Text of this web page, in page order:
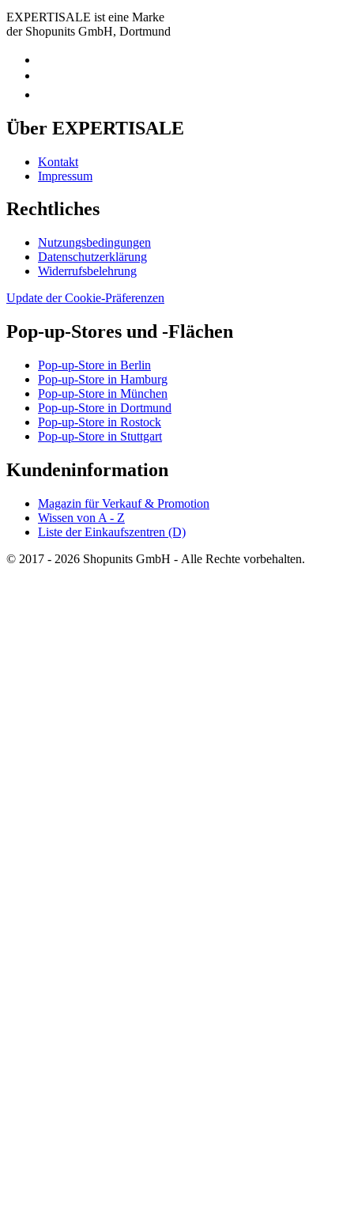
EXPERTISALE ist eine Marke
der Shopunits GmbH, Dortmund
Über EXPERTISALE
Kontakt
Impressum
Rechtliches
Nutzungsbedingungen
Datenschutzerklärung
Widerrufsbelehrung
Update der Cookie-Präferenzen
Pop-up-Stores und -Flächen
Pop-up-Store in Berlin
Pop-up-Store in Hamburg
Pop-up-Store in München
Pop-up-Store in Dortmund
Pop-up-Store in Rostock
Pop-up-Store in Stuttgart
Kundeninformation
Magazin für Verkauf & Promotion
Wissen von A - Z
Liste der Einkaufszentren (D)
© 2017 - 2026 Shopunits GmbH - Alle Rechte vorbehalten.